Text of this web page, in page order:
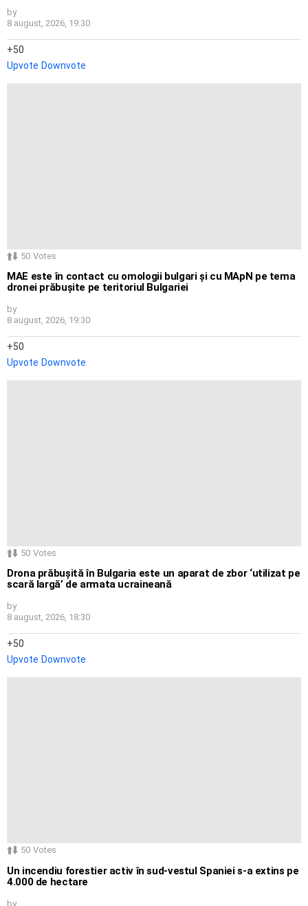
by
8 august, 2026, 19:30
50
Upvote Downvote
50 Votes
MAE este în contact cu omologii bulgari și cu MApN pe tema
dronei prăbușite pe teritoriul Bulgariei
by
8 august, 2026, 19:30
50
Upvote Downvote
50 Votes
Drona prăbușită în Bulgaria este un aparat de zbor ‘utilizat pe
scară largă’ de armata ucraineană
by
8 august, 2026, 18:30
50
Upvote Downvote
50 Votes
Un incendiu forestier activ în sud-vestul Spaniei s-a extins pe
4.000 de hectare
by